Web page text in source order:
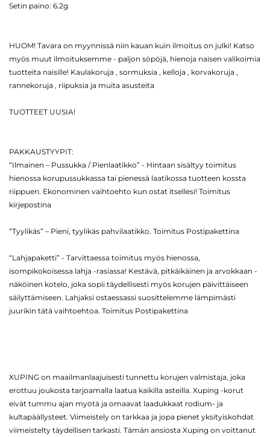
Setin paino: 6.2g
HUOM! Tavara on myynnissä niin kauan kuin ilmoitus on julki! Katso
myös muut ilmoituksemme - paljon söpöjä, hienoja naisen valikoimia
tuotteita naisille! Kaulakoruja , sormuksia , kelloja , korvakoruja ,
rannekoruja , riipuksia ja muita asusteita
TUOTTEET UUSIA!
PAKKAUSTYYPIT:
“Ilmainen – Pussukka / Pienlaatikko” - Hintaan sisältyy toimitus
hienossa korupussukkassa tai pienessä laatikossa tuotteen kossta
riippuen. Ekonominen vaihtoehto kun ostat itsellesi! Toimitus
kirjepostina
“Tyylikäs” – Pieni, tyylikäs pahvilaatikko. Toimitus Postipakettina
“Lahjapaketti” - Tarvittaessa toimitus myös hienossa,
isompikokoisessa lahja -rasiassa! Kestävä, pitkäikäinen ja arvokkaan -
näköinen kotelo, joka sopii täydellisesti myös korujen päivittäiseen
säilyttämiseen. Lahjaksi ostaessassi suosittelemme lämpimästi
juurikin tätä vaihtoehtoa. Toimitus Postipakettina
XUPING on maailmanlaajuisesti tunnettu korujen valmistaja, joka
erottuu joukosta tarjoamalla laatua kaikilla asteilla. Xuping -korut
eivät tummu ajan myötä ja omaavat laadukkaat rodium- ja
kultapäällysteet. Viimeistely on tarkkaa ja jopa pienet yksityiskohdat
viimeistelty täydellisen tarkasti. Tämän ansiosta Xuping on voittanut